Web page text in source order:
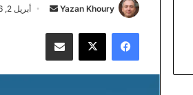
Yazan Khoury
أرسل أبريل 2, 2026
فيسبوك ‫X مشاركة عبر البريد